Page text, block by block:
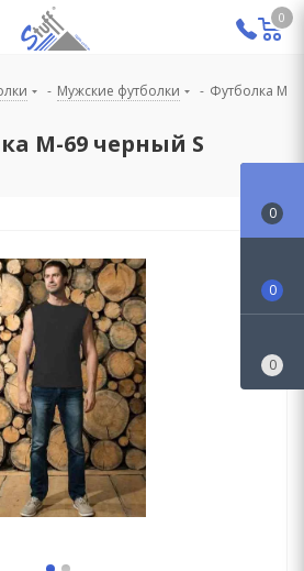
0
M-69 черный S
- Мужские футболки - Футболка М-
0
0
0